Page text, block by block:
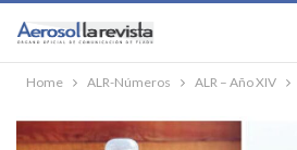
Home ALR-Números ALR – Año XIV